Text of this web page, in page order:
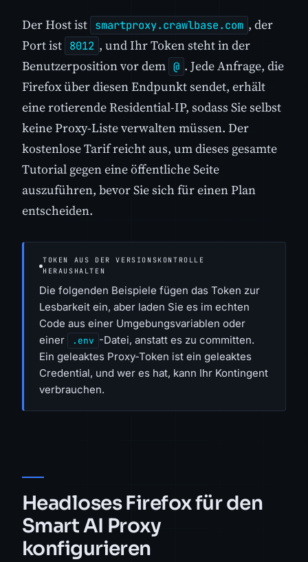
Der Host ist smartproxy.crawlbase.com , der
Port ist 8012 , und Ihr Token steht in der
Benutzerposition vor dem @ . Jede Anfrage, die
Firefox über diesen Endpunkt sendet, erhält
eine rotierende Residential-IP, sodass Sie selbst
keine Proxy-Liste verwalten müssen. Der
kostenlose Tarif reicht aus, um dieses gesamte
Tutorial gegen eine öffentliche Seite
auszuführen, bevor Sie sich für einen Plan
entscheiden.
TOKEN AUS DER VERSIONSKONTROLLE
HERAUSHALTEN
Die folgenden Beispiele fügen das Token zur
Lesbarkeit ein, aber laden Sie es im echten
Code aus einer Umgebungsvariablen oder
einer
.env -Datei, anstatt es zu committen.
Ein geleaktes Proxy-Token ist ein geleaktes
Credential, und wer es hat, kann Ihr Kontingent
verbrauchen.
Headloses Firefox für den
Smart AI Proxy
konfigurieren